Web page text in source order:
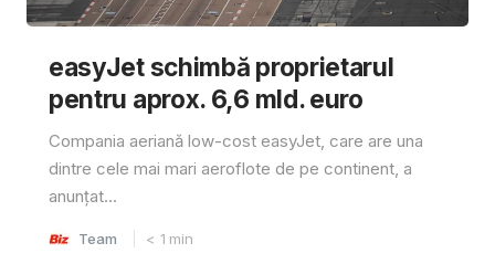
easyJet schimbă proprietarul
pentru aprox. 6,6 mld. euro
Compania aeriană low-cost easyJet, care are una
dintre cele mai mari aeroflote de pe continent, a
anunțat...
Team < 1 min